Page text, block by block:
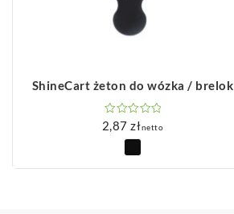
ShineCart żeton do wózka / brelok
2,87złnetto